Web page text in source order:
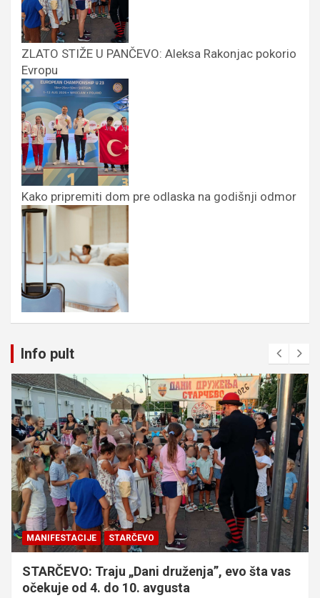
ZLATO STIŽE U PANČEVO: Aleksa Rakonjac pokorio
Evropu
Kako pripremiti dom pre odlaska na godišnji odmor
Info pult
MANIFESTACIJE STARČEVO
STARČEVO: Traju „Dani druženja”, evo šta vas
očekuje od 4. do 10. avgusta